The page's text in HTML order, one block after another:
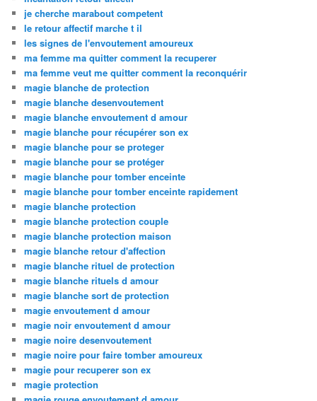
je cherche marabout competent
le retour affectif marche t il
les signes de l'envoutement amoureux
ma femme ma quitter comment la recuperer
ma femme veut me quitter comment la reconquérir
magie blanche de protection
magie blanche desenvoutement
magie blanche envoutement d amour
magie blanche pour récupérer son ex
magie blanche pour se proteger
magie blanche pour se protéger
magie blanche pour tomber enceinte
magie blanche pour tomber enceinte rapidement
magie blanche protection
magie blanche protection couple
magie blanche protection maison
magie blanche retour d'affection
magie blanche rituel de protection
magie blanche rituels d amour
magie blanche sort de protection
magie envoutement d amour
magie noir envoutement d amour
magie noire desenvoutement
magie noire pour faire tomber amoureux
magie pour recuperer son ex
magie protection